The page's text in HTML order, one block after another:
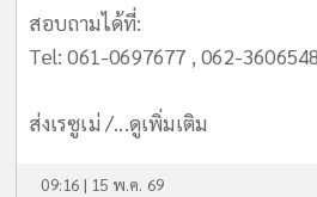
สอบถามได้ที่:
Tel: 061-0697677 , 062-
ส่งเรซูเม่ /...ดูเพิ่มเติม
09:16 | 15 พ.ค. 69